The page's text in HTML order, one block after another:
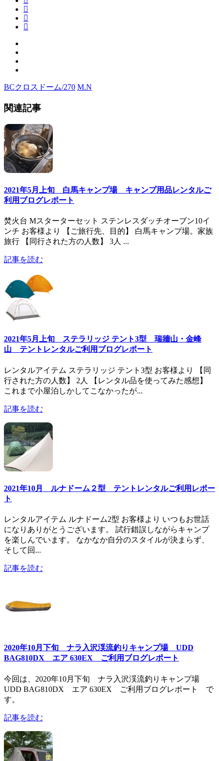
BCクロスドーム/270 M.N
関連記事
2021年5月上旬 白馬キャンプ場 キャンプ用品レンタルご
利用ブログレポート
焚火台 Mスターターセット ステンレスダッチオーブン10イ
ンチ お客様より 【ご旅行先、目的】 白馬キャンプ場。家族
旅行 【同行された方の人数】 3人 ...
記事を読む
2021年5月上旬 ステラリッジ テント3型 瑞牆山・金峰
山 テントレンタルご利用ブログレポート
レンタルアイテム ステラリッジ テント3型 お客様より 【同
行された方の人数】 2人 【レンタル品を使ってみた感想】
これまで小屋泊しかしてこなかったが...
記事を読む
2021年10月 ルナドーム２型 テントレンタルご利用レポー
ト
レンタルアイテム ルナドーム2型 お客様より いつもお世話
になりありがとうございます。 試行錯誤しながらキャンプ
を楽しんでいます。 なかなか自分のスタイルが決まらず、
そして回...
記事を読む
2020年10月下旬 ナラ入沢渓流釣りキャンプ場 UDD
BAG810DX エア 630EX ご利用ブログレポート
今回は、2020年10月下旬 ナラ入沢渓流釣りキャンプ場
UDD BAG810DX エア 630EX ご利用ブログレポート で
す。
記事を読む